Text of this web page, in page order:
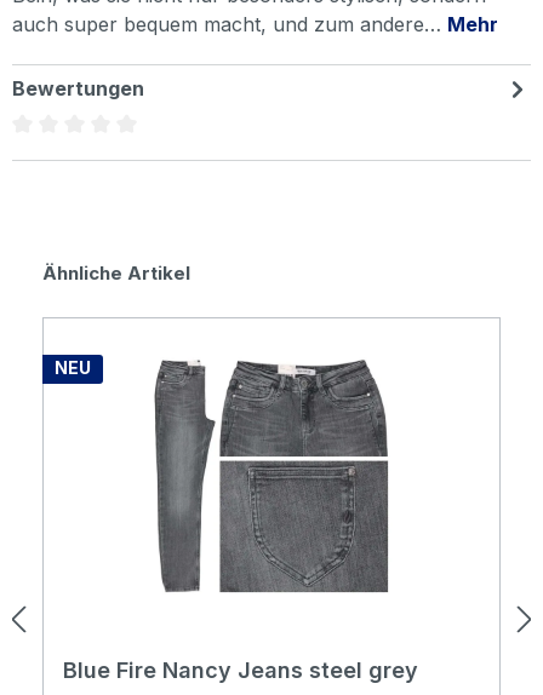
auch super bequem macht, und zum andere… Mehr
Bewertungen
Produktgalerie überspringen
Ähnliche Artikel
NEU
Blue Fire Nancy Jeans steel grey